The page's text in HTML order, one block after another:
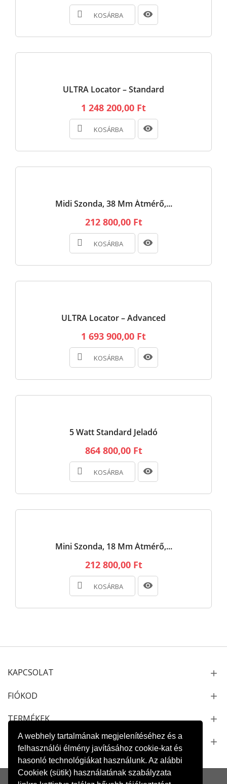
A webhely tartalmának megjelenítéséhez és a
felhasználói élmény javításához cookie-kat és
hasonló technológiákat használunk. Az alábbi
Cookiek (sütik) használatának szabályzata
KOSÁRBA
ULTRA Locator – Standard
1 248 200,00 Ft
KOSÁRBA
Midi Szonda, 38 Mm Átmérő,...
212 800,00 Ft
KOSÁRBA
ULTRA Locator – Advanced
1 693 900,00 Ft
KOSÁRBA
5 Watt Standard Jeladó
864 800,00 Ft
KOSÁRBA
Mini Szonda, 18 Mm Átmérő,...
212 800,00 Ft
KOSÁRBA
KAPCSOLAT
FIÓKOD
TERMÉKEK
NEWSLETTER
Oldaltérkép Kapcsolat Szállítás és fizetés Adatvédelem